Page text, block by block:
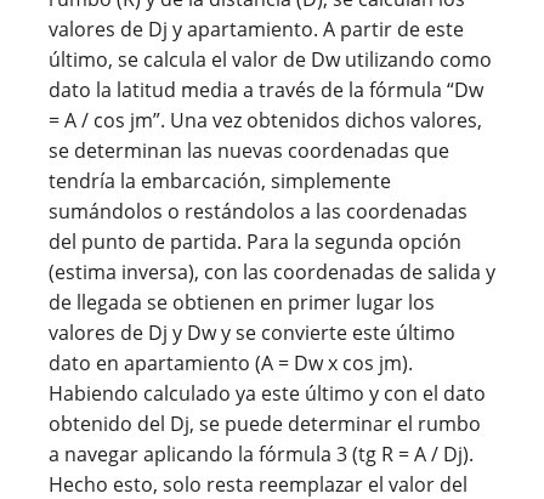
valores de Dj y apartamiento. A partir de este
último, se calcula el valor de Dw utilizando como
dato la latitud media a través de la fórmula “Dw
= A / cos jm”. Una vez obtenidos dichos valores,
se determinan las nuevas coordenadas que
tendría la embarcación, simplemente
sumándolos o restándolos a las coordenadas
del punto de partida. Para la segunda opción
(estima inversa), con las coordenadas de salida y
de llegada se obtienen en primer lugar los
valores de Dj y Dw y se convierte este último
dato en apartamiento (A = Dw x cos jm).
Habiendo calculado ya este último y con el dato
obtenido del Dj, se puede determinar el rumbo
a navegar aplicando la fórmula 3 (tg R = A / Dj).
Hecho esto, solo resta reemplazar el valor del